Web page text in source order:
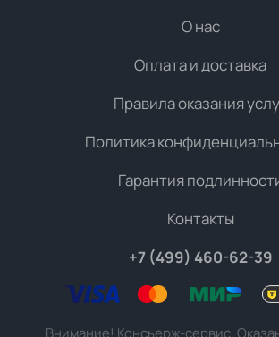
О нас
Оплата и доставка
Правила оказания
Политика
Гарантия
Контакты
+7 (499) 460-62-39
Внимание! Консьерж-сервис.